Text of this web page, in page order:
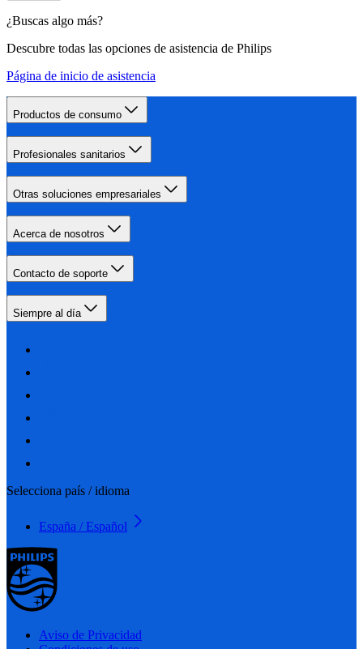
¿Buscas algo más?
Descubre todas las opciones de asistencia de Philips
Página de inicio de asistencia
Productos de consumo
Profesionales sanitarios
Otras soluciones empresariales
Acerca de nosotros
Contacto de soporte
Siempre al día
Selecciona país / idioma
España / Español
Aviso de Privacidad